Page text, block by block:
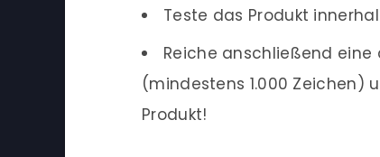
Teste das Produkt
Reiche anschließend
(mindestens 1.000 Zeichen)
Produkt!